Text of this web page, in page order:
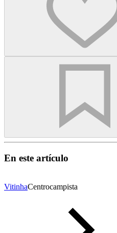
En este artículo
VitinhaCentrocampista